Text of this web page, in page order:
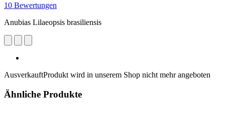
10 Bewertungen
Anubias Lilaeopsis brasiliensis
AusverkauftProdukt wird in unserem Shop nicht mehr angeboten
Ähnliche Produkte